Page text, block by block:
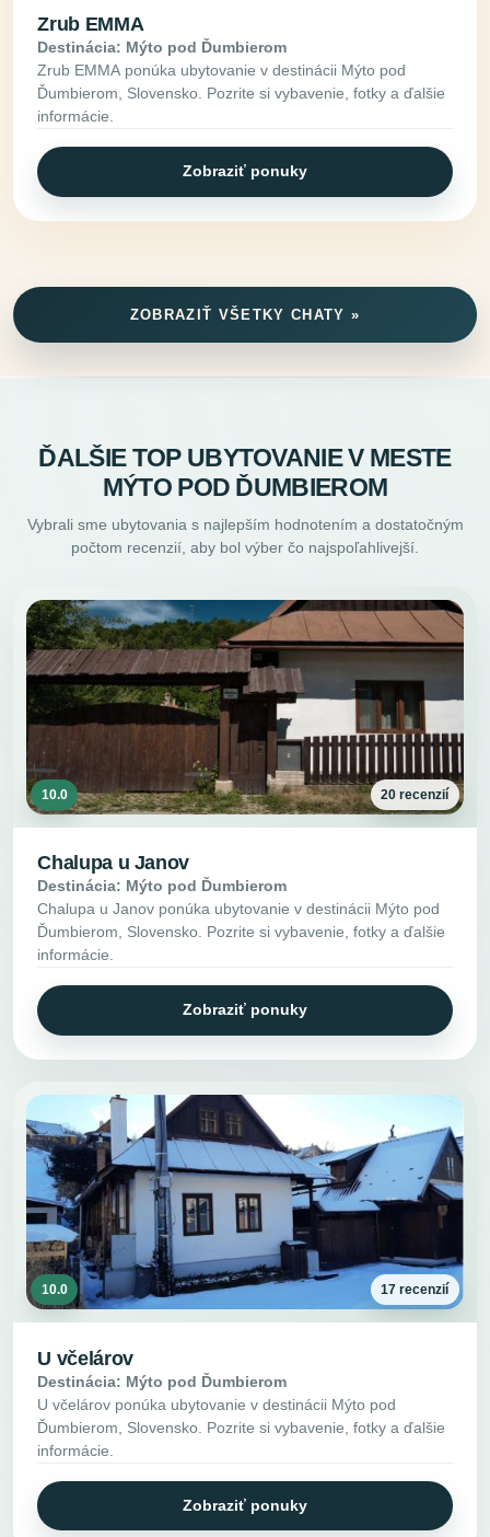
Zrub EMMA
Destinácia: Mýto pod Ďumbierom
Zrub EMMA ponúka ubytovanie v destinácii Mýto pod
Ďumbierom, Slovensko. Pozrite si vybavenie, fotky a ďalšie
informácie.
Zobraziť ponuky
ZOBRAZIŤ VŠETKY CHATY »
ĎALŠIE TOP UBYTOVANIE V MESTE
MÝTO POD ĎUMBIEROM
Vybrali sme ubytovania s najlepším hodnotením a dostatočným
počtom recenzií, aby bol výber čo najspoľahlivejší.
10.0 20 recenzií
Chalupa u Janov
Destinácia: Mýto pod Ďumbierom
Chalupa u Janov ponúka ubytovanie v destinácii Mýto pod
Ďumbierom, Slovensko. Pozrite si vybavenie, fotky a ďalšie
informácie.
Zobraziť ponuky
10.0 17 recenzií
U včelárov
Destinácia: Mýto pod Ďumbierom
U včelárov ponúka ubytovanie v destinácii Mýto pod
Ďumbierom, Slovensko. Pozrite si vybavenie, fotky a ďalšie
informácie.
Zobraziť ponuky